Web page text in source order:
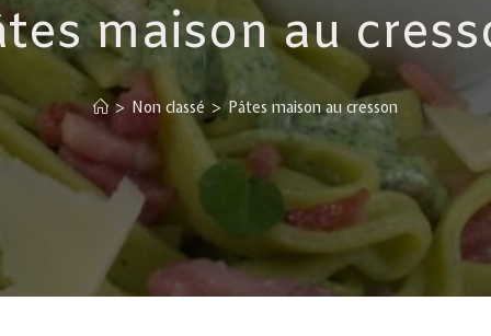
maison au
> Non classé > Pâtes maison au cresson